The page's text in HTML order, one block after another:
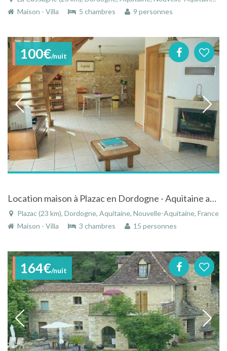
Maison - Villa
5 chambres 9 personnes
100€/nuit
Location maison à Plazac en Dordogne - Aquitaine avec terrasse et jardin
Plazac (23 km), Dordogne, Aquitaine, Nouvelle-Aquitaine, France
Maison - Villa
3 chambres 15 personnes
164€/nuit